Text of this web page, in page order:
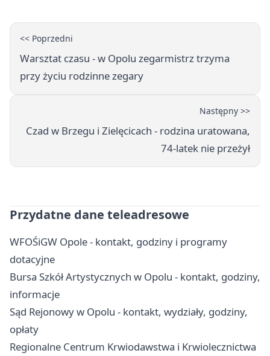
<< Poprzedni
Warsztat czasu - w Opolu zegarmistrz trzyma
przy życiu rodzinne zegary
Następny >>
Czad w Brzegu i Zielęcicach - rodzina uratowana,
74-latek nie przeżył
Przydatne dane teleadresowe
WFOŚiGW Opole - kontakt, godziny i programy
dotacyjne
Bursa Szkół Artystycznych w Opolu - kontakt, godziny,
informacje
Sąd Rejonowy w Opolu - kontakt, wydziały, godziny,
opłaty
Regionalne Centrum Krwiodawstwa i Krwiolecznictwa